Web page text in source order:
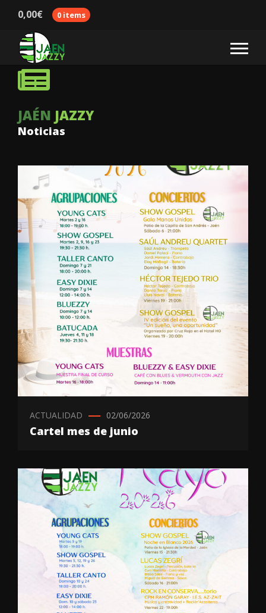
0,00€ 0 items
JAÉN JAZZY
Noticias
ACTUALIDAD 02/06/2026
Cartel mes de junio